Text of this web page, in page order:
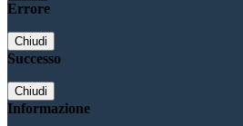
Errore
Chiudi
Successo
Chiudi
Informazione